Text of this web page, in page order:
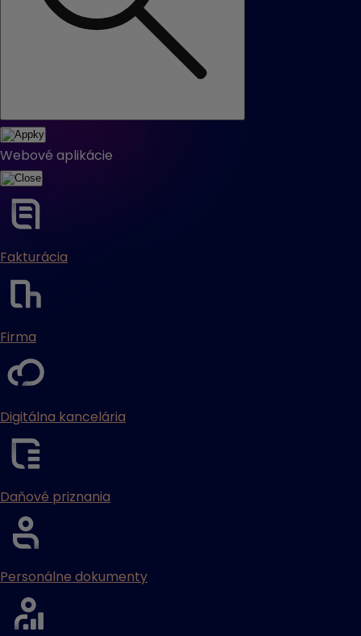
Webové aplikácie
Fakturácia
Firma
Digitálna kancelária
Daňové priznania
Personálne dokumenty